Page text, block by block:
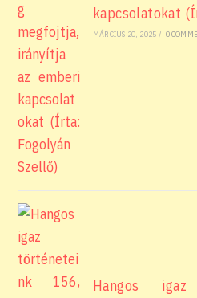
kapcsolatokat
MÁRCIUS 20, 2025 / 0
Hangos